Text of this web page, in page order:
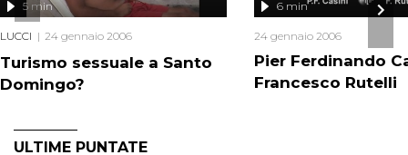
Turismo sessuale a Santo
Domingo?
5 min
LUCCI 24 gennaio 2006
Pier Ferdinando
Francesco Rutelli
6 min
24 gennaio 2006
ULTIME PUNTATE